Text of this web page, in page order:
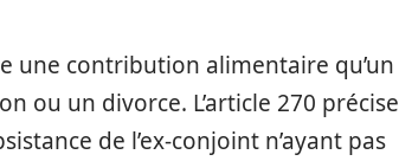
une contribution alimentaire qu’un
ou un divorce. L’article 270 précise
de l’ex-conjoint n’ayant pas